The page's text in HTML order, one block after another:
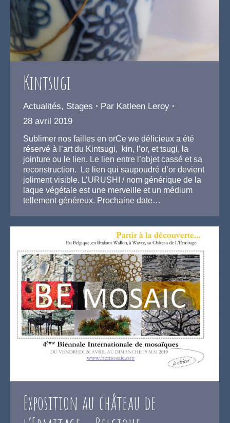
Kintsugi
Actualités, Stages Par Katleen Leroy
28 avril 2019
Sublimer nos failles en orCe we délicieux a été
réservé à l’art du Kintsugi, kin, l’or, et tsugi, la
jointure ou le lien. Le lien entre l’objet cassé et sa
reconstruction. Le lien qui saupoudré d’or devient
joliment visible. L’URUSHI / nom générique de la
laque végétale est une merveille et un médium
tellement généreux. Prochaine date…
Exposition au château de